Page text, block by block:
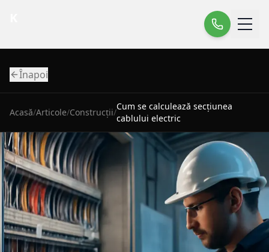
Înapoi
Acasă/Articole/Construcții/
Cum se calculează secțiunea
cablului electric